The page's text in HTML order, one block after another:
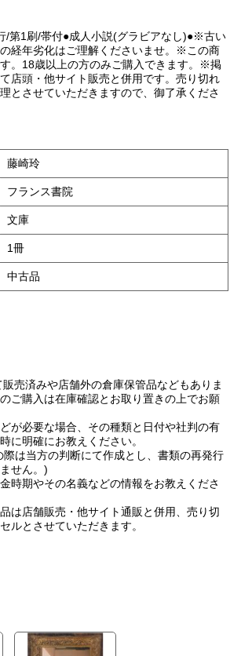
/第1刷/帯付●成人小説(グラビアなし)●※古い
経年劣化はご理解くださいませ。※この商
。18歳以上の方のみご購入できます。※掲
店頭・他サイト販売と併用です。売り切れ
とさせていただきますので、御了承くださ
藤崎玲
フランス書院
文庫
1冊
中古品
売済みや店舗外の倉庫保管品などもありま
ご購入は在庫確認とお取り置きの上でお願
が必要な場合、その種類と日付や社判の有
に明確にお教えください。
は当方の判断にて作成とし、書類の再発行
せん。)
時期やその名義などの情報をお教えくださ
は店舗販売・他サイト通販と併用、売り切
ルとさせていただきます。